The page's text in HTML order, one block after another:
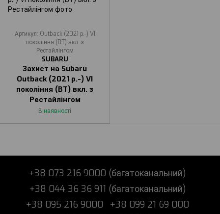
Артикул: Outback (2021 р.-) VI
покоління (BT) вкл. з
Рестайлінгом
SUBARU
Захист на Subaru
Outback (2021 р.-) VI
покоління (BT) вкл. з
Рестайлінгом
В наявності
+38 073 216 9000 (багатоканальний)
+38 044 36 36 911 (багатоканальний)
+38 095 216 9000
+38 099 21 69 000